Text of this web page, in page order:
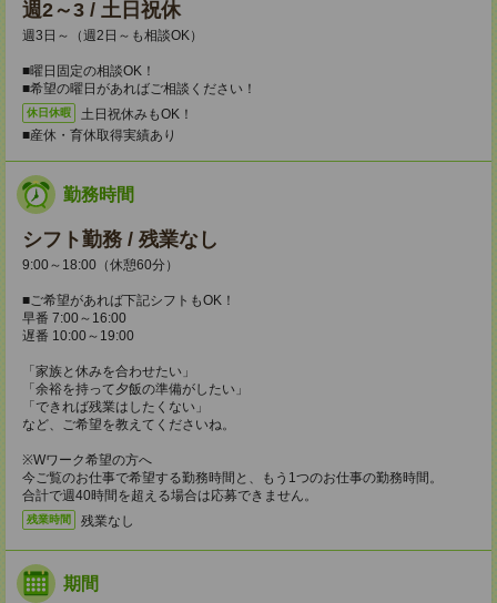
週2～3 / 土日祝休
週3日～（週2日～も相談OK）
■曜日固定の相談OK！
■希望の曜日があればご相談ください！
休日休暇
土日祝休みもOK！
■産休・育休取得実績あり
勤務時間
シフト勤務 / 残業なし
9:00～18:00（休憩60分）
■ご希望があれば下記シフトもOK！
早番 7:00～16:00
遅番 10:00～19:00
「家族と休みを合わせたい」
「余裕を持って夕飯の準備がしたい」
「できれば残業はしたくない」
など、ご希望を教えてくださいね。
※Wワーク希望の方へ
今ご覧のお仕事で希望する勤務時間と、もう1つのお仕事の勤務時間。
合計で週40時間を超える場合は応募できません。
残業時間 残業なし
期間